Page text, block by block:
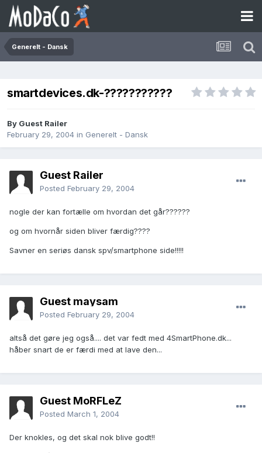
Generelt - Dansk
smartdevices.dk-???????????
By Guest Railer
February 29, 2004 in Generelt - Dansk
Guest Railer
Posted February 29, 2004
nogle der kan fortælle om hvordan det går??????
og om hvornår siden bliver færdig????
Savner en seriøs dansk spv/smartphone side!!!!!
Guest maysam
Posted February 29, 2004
altså det gøre jeg også.... det var fedt med 4SmartPhone.dk...
håber snart de er færdi med at lave den...
Guest MoRFLeZ
Posted March 1, 2004
Der knokles, og det skal nok blive godt!!